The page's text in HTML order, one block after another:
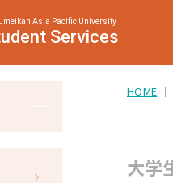
Asia Pacific University
Services
HOME
大学